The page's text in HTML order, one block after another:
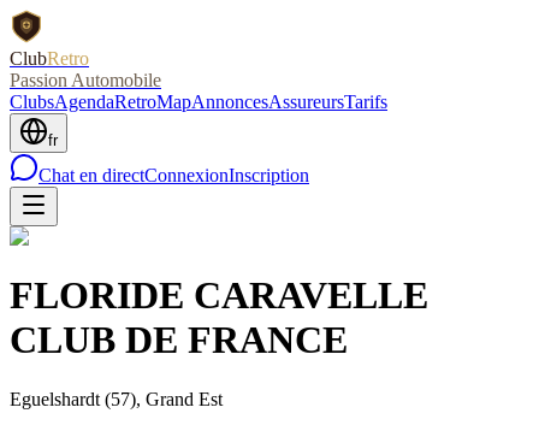
ClubRetro
Passion Automobile
ClubsAgendaRetroMapAnnoncesAssureursTarifs
fr
Chat en directConnexionInscription
FLORIDE CARAVELLE
CLUB DE FRANCE
Eguelshardt (57), Grand Est